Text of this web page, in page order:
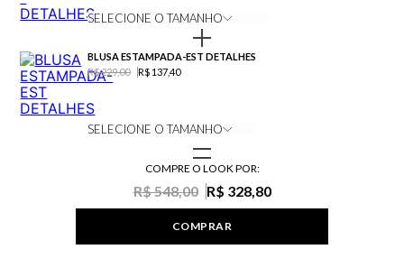
SELECIONE O TAMANHO
BLUSA ESTAMPADA-EST DETALHES
R$ 229,00
R$ 137,40
SELECIONE O TAMANHO
COMPRE O LOOK POR:
R$ 548,00 R$ 328,80
COMPRAR